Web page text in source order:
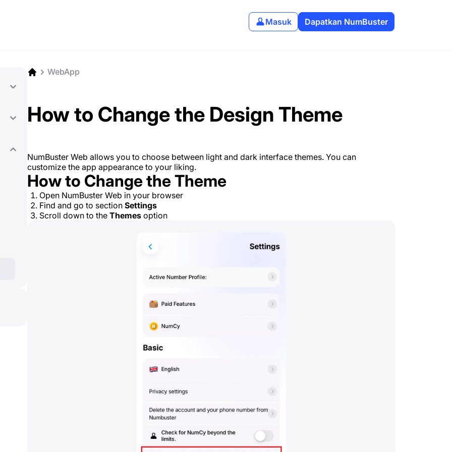
Masuk Dapatkan NumBuster
WebApp
How to Change the Design Theme
NumBuster Web allows you to choose between light and dark interface themes. You can
customize the app appearance to your liking.
How to Change the Theme
Open NumBuster Web in your browser
Find and go to section Settings
Scroll down to the Themes option